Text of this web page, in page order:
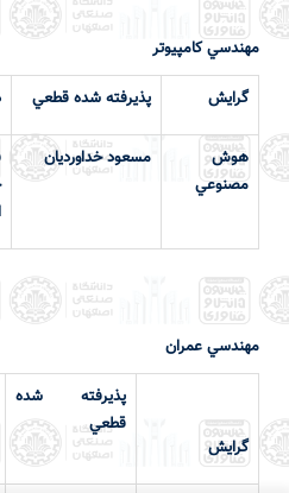
مهندسي كامپيوتر
گرايش پذيرفته شده قطعي
هوش
مصنوعي
مسعود خداورديان
مهندسي عمران
گرايش
پذيرفته شده
قطعي